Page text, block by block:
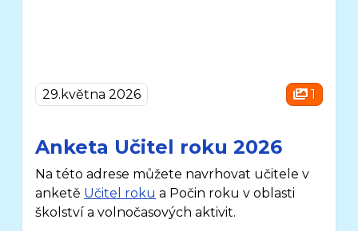
29.května 2026 1
Anketa Učitel roku 2026
Na této adrese můžete navrhovat učitele v
anketě Učitel roku a Počin roku v oblasti
školství a volnočasových aktivit.